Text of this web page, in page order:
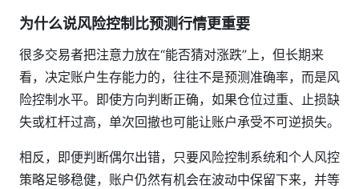
为什么说风险控制比预测行情更重要
很多交易者把注意力放在“能否猜对涨跌”上，但长期来
看，决定账户生存能力的，往往不是预测准确率，而是风
险控制水平。即使方向判断正确，如果仓位过重、止损缺
失或杠杆过高，单次回撤也可能让账户承受不可逆损失。
相反，即便判断偶尔出错，只要风险控制系统和个人风控
策略足够稳健，账户仍然有机会在波动中保留下来，并等